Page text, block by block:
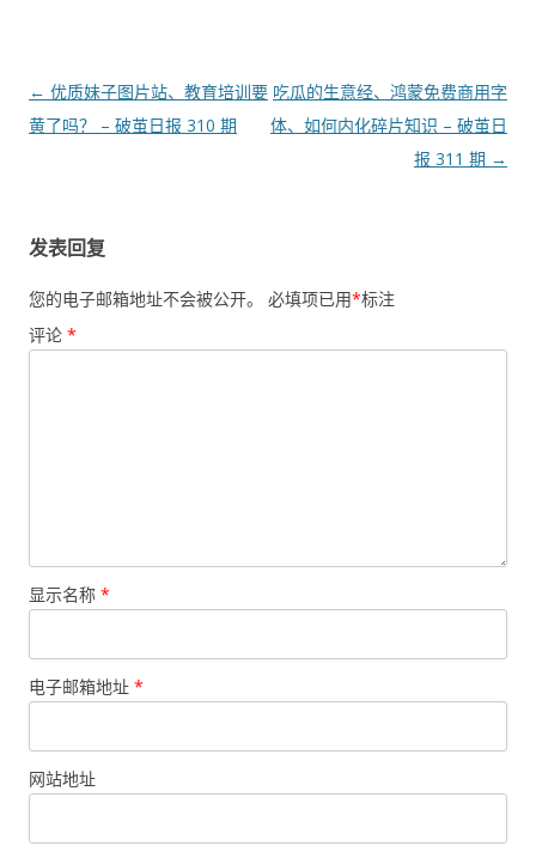
文
章
← 优质妹子图片站、教育培训要
黄了吗？ – 破茧日报 310 期
吃瓜的生意经、鸿蒙免费商用字
体、如何内化碎片知识 – 破茧日
报 311 期 →
发表回复
您的电子邮箱地址不会被公开。 必填项已用*标注
评论 *
显示名称 *
电子邮箱地址 *
网站地址